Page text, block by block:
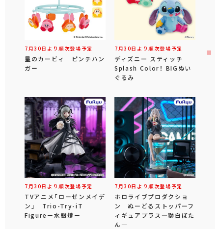
7月30日より順次登場予定
星のカービィ ピンチハン
ガー
7月30日より順次登場予定
ディズニー スティッチ
Splash Color！ BIGぬい
ぐるみ
7月30日より順次登場予定
TVアニメ「ローゼンメイデ
ン」 Trio-Try-iT
Figureー水銀燈ー
7月30日より順次登場予定
ホロライブプロダクショ
ン ぬーどるストッパーフ
ィギュアプラス―獅白ぼた
ん―